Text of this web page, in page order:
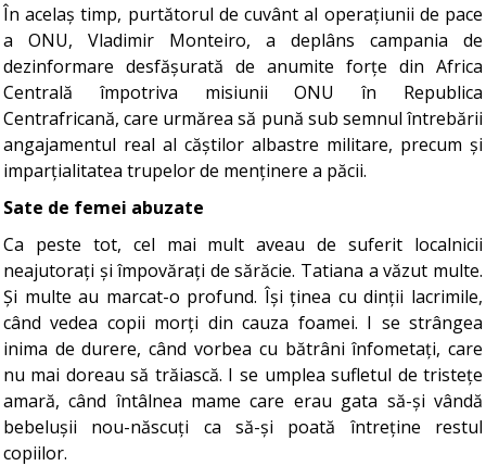
În acelaș timp, purtătorul de cuvânt al operațiunii de pace
a ONU, Vladimir Monteiro, a deplâns campania de
dezinformare desfășurată de anumite forțe din Africa
Centrală împotriva misiunii ONU în Republica
Centrafricană, care urmărea să pună sub semnul întrebării
angajamentul real al căștilor albastre militare, precum și
imparțialitatea trupelor de menținere a păcii.
Sate de femei abuzate
Ca peste tot, cel mai mult aveau de suferit localnicii
neajutorați și împovărați de sărăcie. Tatiana a văzut multe.
Și multe au marcat-o profund. Își ținea cu dinții lacrimile,
când vedea copii morți din cauza foamei. I se strângea
inima de durere, când vorbea cu bătrâni înfometați, care
nu mai doreau să trăiască. I se umplea sufletul de tristețe
amară, când întâlnea mame care erau gata să-și vândă
bebelușii nou-născuți ca să-și poată întreține restul
copiilor.